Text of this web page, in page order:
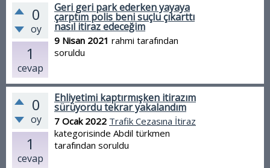
0
oy
1
cevap
Geri geri park ederken yayaya
çarptım polis beni suçlu çıkarttı
nasıl itiraz edeceğim
9 Nisan 2021 rahmi tarafından
soruldu
0
oy
1
cevap
Ehliyetimi kaptırmışken itirazım
sürüyordu tekrar yakalandım
7 Ocak 2022 Trafik Cezasına İtiraz
kategorisinde Abdil türkmen
tarafından soruldu